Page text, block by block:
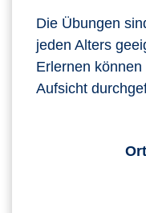
Die Übungen
jeden Alters
Erlernen
Aufsicht